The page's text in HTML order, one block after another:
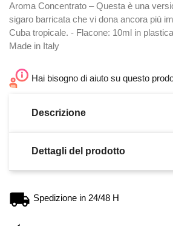
Aroma Concentrato – Questa è una
sigaro barricata che vi dona ancora più
Cuba tropicale. - Flacone: 10ml in
Made in Italy
Hai bisogno di aiuto su questo
Descrizione
Dettagli del prodotto
Spedizione in 24/48 H